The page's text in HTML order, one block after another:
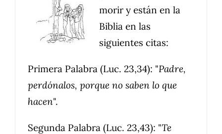
morir y están en la
Biblia en las
siguientes citas:
Primera Palabra (Luc. 23,34): "Padre,
perdónalos, porque no saben lo que
hacen".
Segunda Palabra (Luc. 23,43): "Te